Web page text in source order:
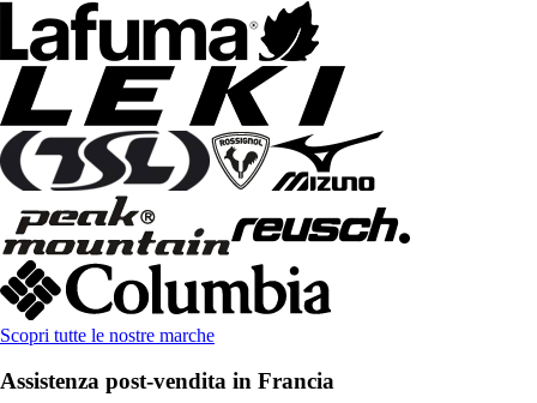
Scopri tutte le nostre marche
Assistenza post-vendita in Francia